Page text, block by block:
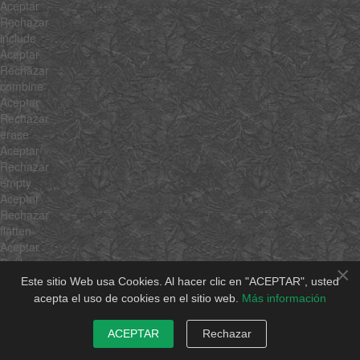
×
Este sitio Web usa Cookies. Al hacer clic en "ACEPTAR", usted
acepta el uso de cookies en el sitio web. Más información
ACEPTAR Rechazar
Aceptar
Rechazar
include
Aceptar
Rechazar
combine
Aceptar
Rechazar
erase
Aceptar
Rechazar
empty
Aceptar
Rechazar
flatten
Aceptar
Rechazar
Aceptar